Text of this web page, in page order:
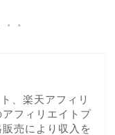
、楽天アフィリ
フィリエイトプ
売により収入を